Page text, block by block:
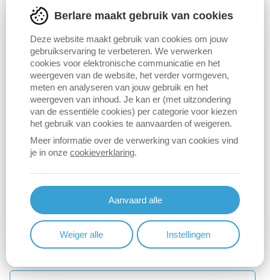
Tussenkomst
Het bedrag van de tussenkomst is afhankelijk van je
situatie.
Contact
Sociale dienst
052 36 92 60
Publieksuren
zaterdag: Gesloten
Link naar alle publieksuren van de dienst
Berlare maakt gebruik van cookies
Deze website maakt gebruik van cookies om jouw
gebruikservaring te verbeteren. We verwerken
cookies voor elektronische communicatie en het
weergeven van de website, het verder vormgeven,
meten en analyseren van jouw gebruik en het
weergeven van inhoud. Je kan er (met uitzondering
van de essentiële cookies) per categorie voor kiezen
het gebruik van cookies te aanvaarden of weigeren.
Meer informatie over de verwerking van cookies vind
je in onze cookieverklaring.
Aanvaard alle
Weiger alle Instellingen